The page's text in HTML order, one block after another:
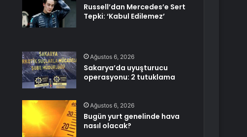
Russell’dan Mercedes’e Sert
Tepki: ‘Kabul Edilemez’
Ağustos 6, 2026
Sakarya’da uyuşturucu
operasyonu: 2 tutuklama
Ağustos 6, 2026
Bugün yurt genelinde hava
nasıl olacak?